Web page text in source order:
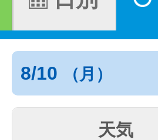
8/10 （月）
天気